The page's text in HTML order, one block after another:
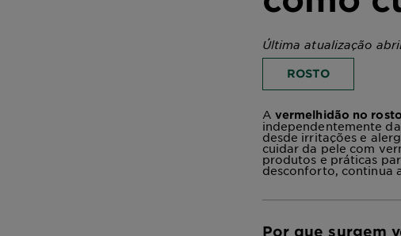
Última atualização
ROSTO
A vermelhidão no rosto
independentemente
desde irritações e
cuidar da pele com
produtos e práticas
desconforto, continua
Por que surgem